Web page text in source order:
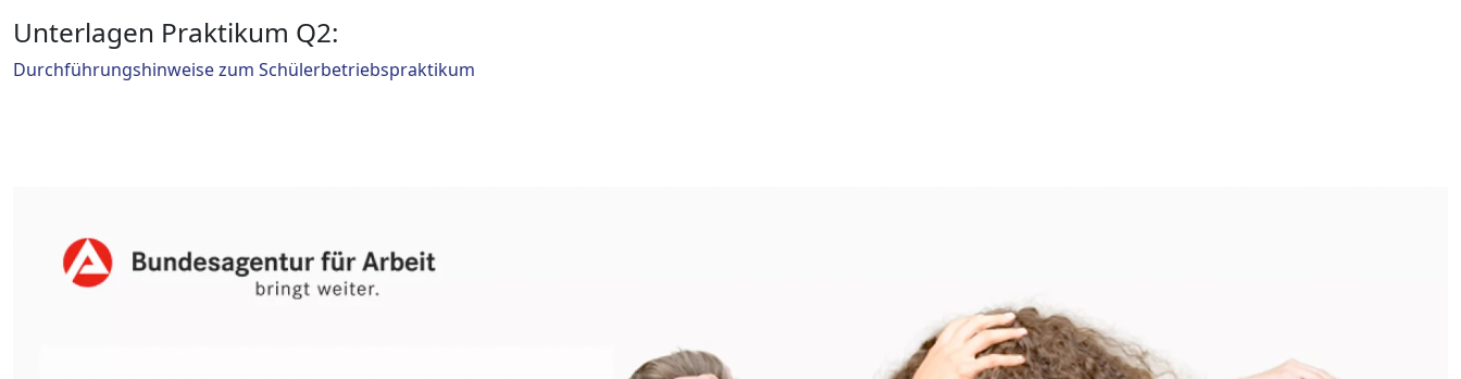
Unterlagen Praktikum Q2:
Durchführungshinweise zum Schülerbetriebspraktikum